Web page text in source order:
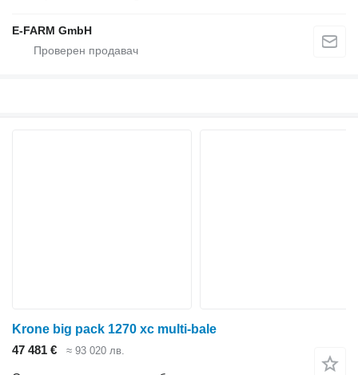
E-FARM GmbH
Krone big pack 1270 xc multi-bale
47 481 €
≈ 93 020 лв.